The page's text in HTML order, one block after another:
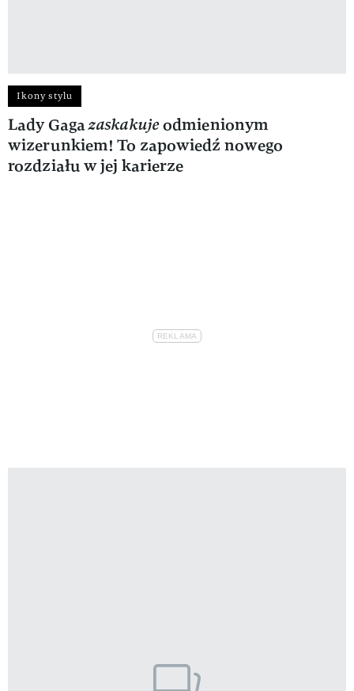
Ikony stylu
Lady Gagazaskakujeodmienionym
wizerunkiem! To zapowiedź nowego
rozdziału w jej karierze